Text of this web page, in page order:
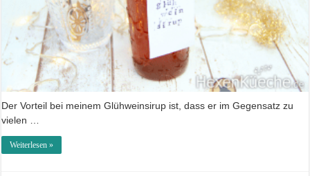
Der Vorteil bei meinem Glühweinsirup ist, dass er im Gegensatz zu
vielen …
Weiterlesen »